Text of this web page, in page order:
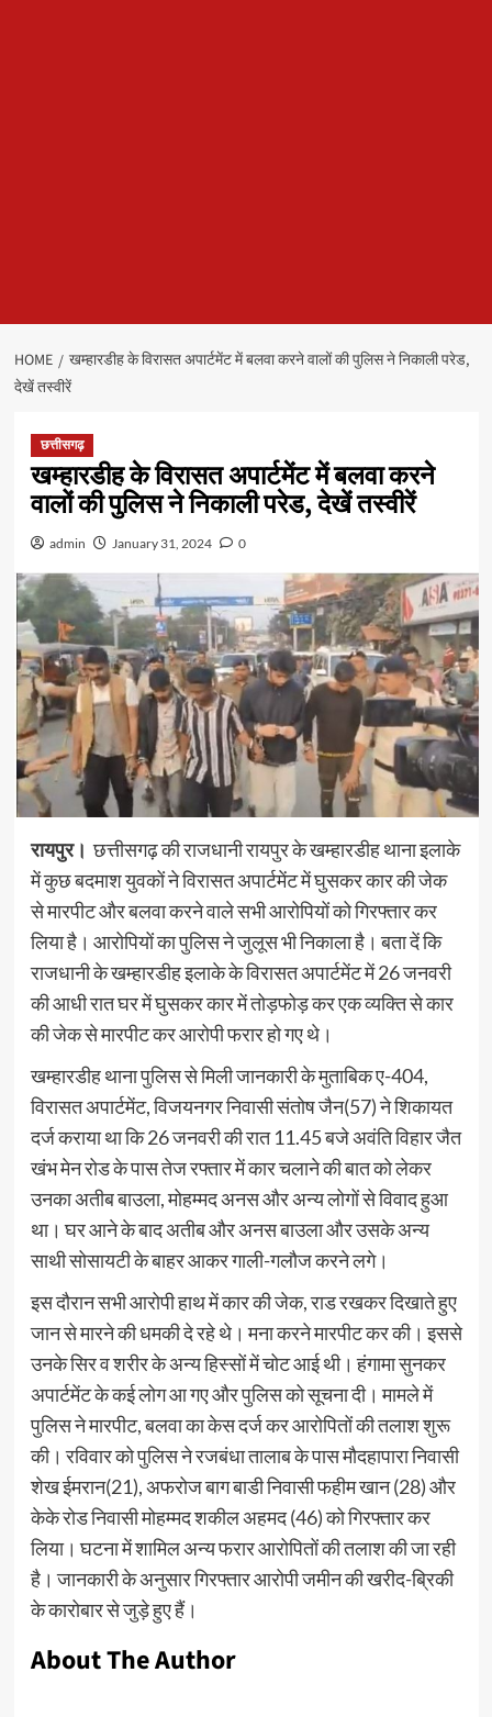
HOME
खम्हारडीह के विरासत अपार्टमेंट में बलवा करने वालों की पुलिस ने निकाली परेड,
देखें तस्वीरें
छत्तीसगढ़
खम्हारडीह के विरासत अपार्टमेंट में बलवा करने
वालों की पुलिस ने निकाली परेड, देखें तस्वीरें
admin January 31, 2024 0
रायपुर। छत्तीसगढ़ की राजधानी रायपुर के खम्हारडीह थाना इलाके
में कुछ बदमाश युवकों ने विरासत अपार्टमेंट में घुसकर कार की जेक
से मारपीट और बलवा करने वाले सभी आरोपियों को गिरफ्तार कर
लिया है। आरोपियों का पुलिस ने जुलूस भी निकाला है। बता दें कि
राजधानी के खम्हारडीह इलाके के विरासत अपार्टमेंट में 26 जनवरी
की आधी रात घर में घुसकर कार में तोड़फोड़ कर एक व्यक्ति से कार
की जेक से मारपीट कर आरोपी फरार हो गए थे।
खम्हारडीह थाना पुलिस से मिली जानकारी के मुताबिक ए-404,
विरासत अपार्टमेंट, विजयनगर निवासी संतोष जैन(57) ने शिकायत
दर्ज कराया था कि 26 जनवरी की रात 11.45 बजे अवंति विहार जैत
खंभ मेन रोड के पास तेज रफ्तार में कार चलाने की बात को लेकर
उनका अतीब बाउला, मोहम्मद अनस और अन्य लोगों से विवाद हुआ
था। घर आने के बाद अतीब और अनस बाउला और उसके अन्य
साथी सोसायटी के बाहर आकर गाली-गलौज करने लगे।
इस दौरान सभी आरोपी हाथ में कार की जेक, राड रखकर दिखाते हुए
जान से मारने की धमकी दे रहे थे। मना करने मारपीट कर की। इससे
उनके सिर व शरीर के अन्य हिस्सों में चोट आई थी। हंगामा सुनकर
अपार्टमेंट के कई लोग आ गए और पुलिस को सूचना दी। मामले में
पुलिस ने मारपीट, बलवा का केस दर्ज कर आरोपितों की तलाश शुरू
की। रविवार को पुलिस ने रजबंधा तालाब के पास मौदहापारा निवासी
शेख ईमरान(21), अफरोज बाग बाडी निवासी फहीम खान (28) और
केके रोड निवासी मोहम्मद शकील अहमद (46) को गिरफ्तार कर
लिया। घटना में शामिल अन्य फरार आरोपितों की तलाश की जा रही
है। जानकारी के अनुसार गिरफ्तार आरोपी जमीन की खरीद-ब्रिकी
के कारोबार से जुड़े हुए हैं।
About The Author